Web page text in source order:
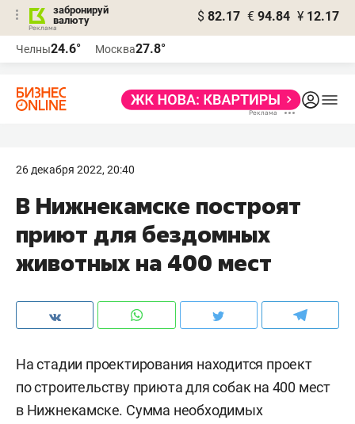
забронируй
валюту
$ 82.17 € 94.84 ¥ 12.17
Челны24.6° Москва27.8°
26 декабря 2022, 20:40
В Нижнекамске построят
приют для бездомных
животных на 400 мест
На стадии проектирования находится проект
по строительству приюта для собак на 400 мест
в Нижнекамске. Сумма необходимых